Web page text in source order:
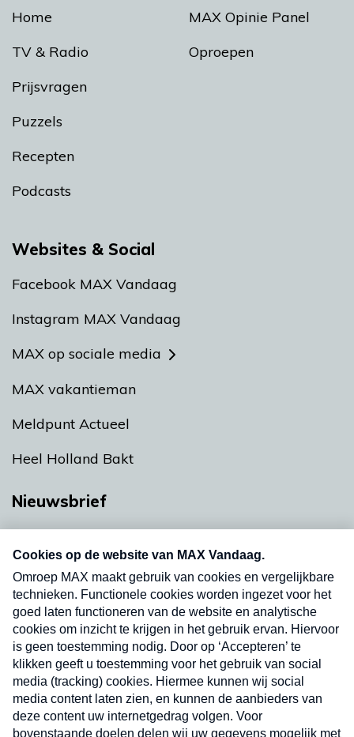
Home
TV & Radio
Prijsvragen
Puzzels
Recepten
Podcasts
MAX Opinie Panel
Oproepen
Websites & Social
Facebook MAX Vandaag
Instagram MAX Vandaag
MAX op sociale media
MAX vakantieman
Meldpunt Actueel
Heel Holland Bakt
Nieuwsbrief
nieuwsbrief. Elke vrijdag- en dinsdagochtend in
uw mailbox.
Verzend